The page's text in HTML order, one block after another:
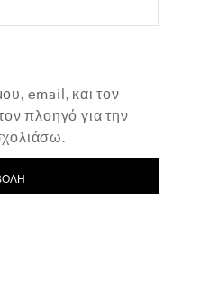
email, και τον
πλοηγό για την